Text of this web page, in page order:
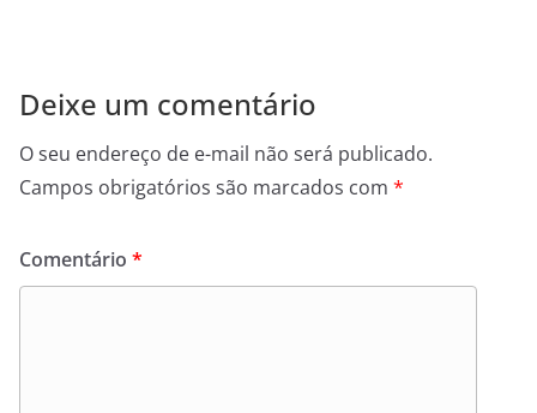
Deixe um comentário
O seu endereço de e-mail não será publicado.
Campos obrigatórios são marcados com *
Comentário *